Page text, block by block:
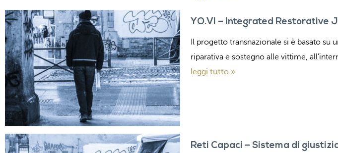
YO.VI – Integrated Restorative
Il progetto transnazionale si è basato su
riparativa e sostegno alle vittime,
leggi tutto »
Reti Capaci – Sistema di